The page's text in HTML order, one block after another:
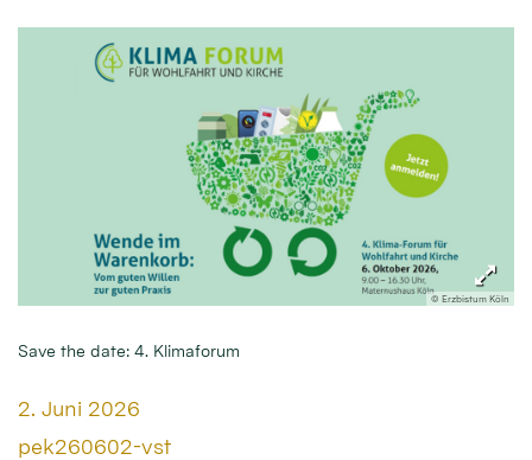
© Erzbistum Köln
Save the date: 4. Klimaforum
Datum:
2. Juni 2026
Von:
pek260602-vst